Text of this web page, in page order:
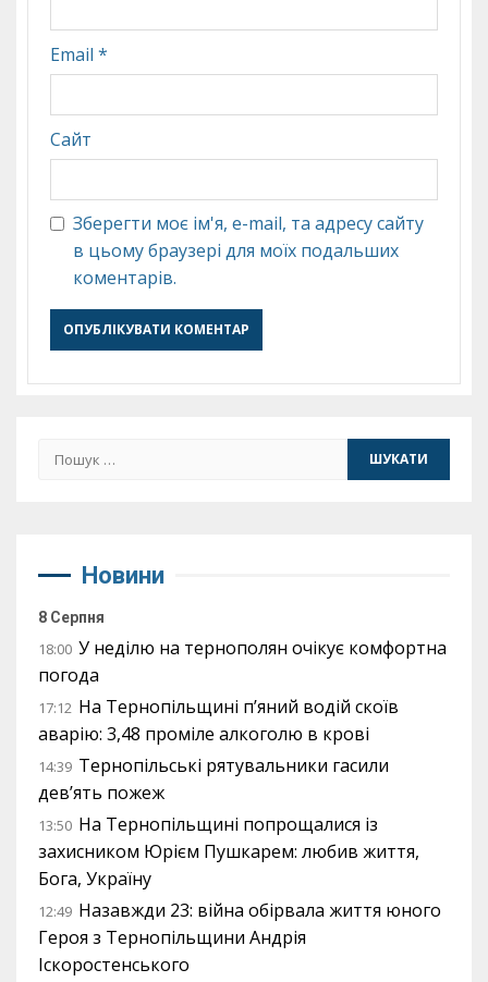
Email *
Сайт
Зберегти моє ім'я, e-mail, та адресу сайту
в цьому браузері для моїх подальших
коментарів.
Пошук:
Новини
8 Серпня
18:00 У неділю на тернополян очікує комфортна
погода
17:12 На Тернопільщині п’яний водій скоїв
аварію: 3,48 проміле алкоголю в крові
14:39 Тернопільські рятувальники гасили
дев’ять пожеж
13:50 На Тернопільщині попрощалися із
захисником Юрієм Пушкарем: любив життя,
Бога, Україну
12:49 Назавжди 23: війна обірвала життя юного
Героя з Тернопільщини Андрія
Іскоростенського